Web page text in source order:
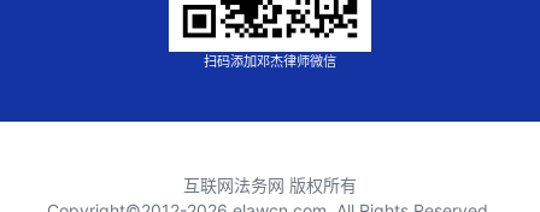
扫码添加邓杰律师微信
互联网法务网 版权所有